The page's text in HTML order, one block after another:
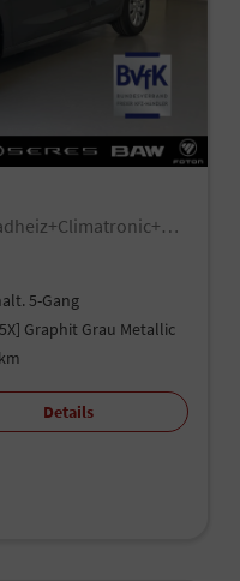
Selection 95PS GV4+Sitzheiz+Lenkradheiz+Climatronic+Sunset+AppConnect+PDC
5-Gang
Graphit Grau Metallic
Details